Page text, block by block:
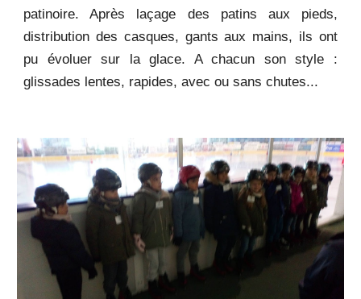
patinoire. Après laçage des patins aux pieds,
distribution des casques, gants aux mains, ils ont
pu évoluer sur la glace. A chacun son style :
glissades lentes, rapides, avec ou sans chutes...